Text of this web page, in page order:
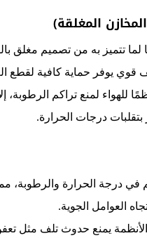
لما تتميز به من تصميم
قوي يوفر حماية كافية لقطع
للهواء لمنع تراكم الرطوبة،
درجات الحرارة.
في درجة الحرارة والرطوبة،
العوامل الجوية.
يمنع حدوث تلف مثل